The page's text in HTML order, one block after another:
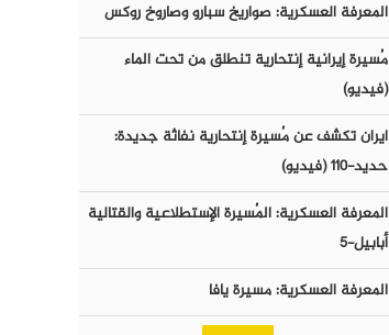
المعرفة العسكرية: صواريخ سبارو وصاروخ روكس
مُسيرة إيرانية إنتحارية تنطلق من تحت الماء
(فيديو)
ايران تكشف عن مُسيرة إنتحارية نفاثة جديدة:
حديد-١١٠ (فيديو)
المعرفة العسكرية: المُسيرة الإستطلاعية والقتالية
أبابيل-٥
المعرفة العسكرية: مسيرة يافا